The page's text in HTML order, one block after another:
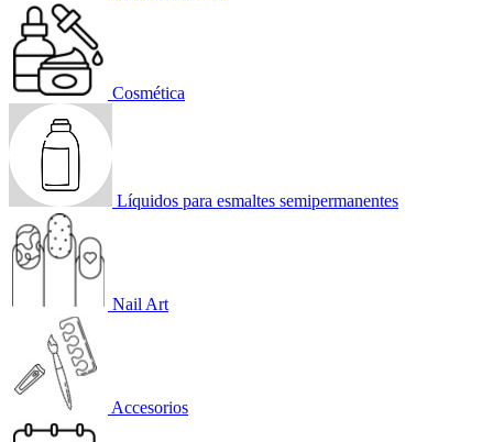
Cosmética
Líquidos para esmaltes semipermanentes
Nail Art
Accesorios